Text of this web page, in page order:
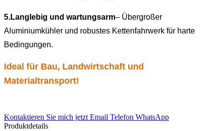
5.Langlebig und wartungsarm– Übergroßer
Aluminiumkühler und robustes Kettenfahrwerk für harte
Bedingungen.
Ideal für Bau, Landwirtschaft und
Materialtransport!
Kontaktieren Sie mich jetzt Email Telefon WhatsApp
Produktdetails